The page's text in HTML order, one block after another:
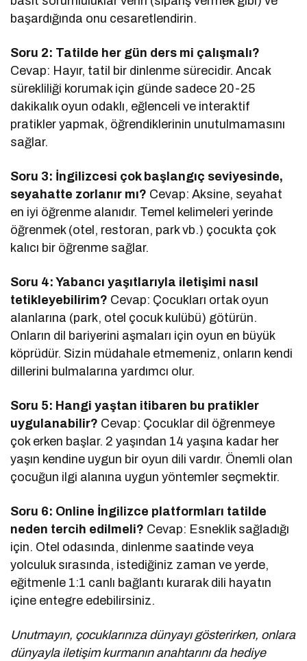
başardığında onu cesaretlendirin.
Soru 2: Tatilde her gün ders mi çalışmalı?
Cevap: Hayır, tatil bir dinlenme sürecidir. Ancak
sürekliliği korumak için günde sadece 20-25
dakikalık oyun odaklı, eğlenceli ve interaktif
pratikler yapmak, öğrendiklerinin unutulmamasını
sağlar.
Soru 3: İngilizcesi çok başlangıç seviyesinde,
seyahatte zorlanır mı? Cevap: Aksine, seyahat
en iyi öğrenme alanıdır. Temel kelimeleri yerinde
öğrenmek (otel, restoran, park vb.) çocukta çok
kalıcı bir öğrenme sağlar.
Soru 4: Yabancı yaşıtlarıyla iletişimi nasıl
tetikleyebilirim? Cevap: Çocukları ortak oyun
alanlarına (park, otel çocuk kulübü) götürün.
Onların dil bariyerini aşmaları için oyun en büyük
köprüdür. Sizin müdahale etmemeniz, onların kendi
dillerini bulmalarına yardımcı olur.
Soru 5: Hangi yaştan itibaren bu pratikler
uygulanabilir? Cevap: Çocuklar dil öğrenmeye
çok erken başlar. 2 yaşından 14 yaşına kadar her
yaşın kendine uygun bir oyun dili vardır. Önemli olan
çocuğun ilgi alanına uygun yöntemler seçmektir.
Soru 6: Online İngilizce platformları tatilde
neden tercih edilmeli? Cevap: Esneklik sağladığı
için. Otel odasında, dinlenme saatinde veya
yolculuk sırasında, istediğiniz zaman ve yerde,
eğitmenle 1:1 canlı bağlantı kurarak dili hayatın
içine entegre edebilirsiniz.
Unutmayın, çocuklarınıza dünyayı gösterirken, onlara
dünyayla iletişim kurmanın anahtarını da hediye